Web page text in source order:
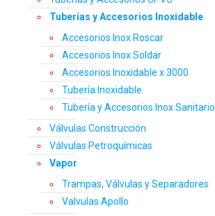
Tuberías y Accesorios Inoxidable
Accesorios Inox Roscar
Accesorios Inox Soldar
Accesorios Inoxidable x 3000
Tubería Inoxidable
Tubería y Accesorios Inox Sanitario
Válvulas Construcción
Válvulas Petroquímicas
Vapor
Trampas, Válvulas y Separadores
Valvulas Apollo